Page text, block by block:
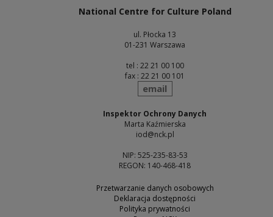
National Centre for Culture Poland
ul. Płocka 13
01-231 Warszawa
tel : 22 21 00 100
fax : 22 21 00 101
send
email
Inspektor Ochrony Danych
Marta Kaźmierska
iod@nck.pl
NIP: 525-235-83-53
REGON: 140-468-418
Przetwarzanie danych osobowych
Deklaracja dostępności
Polityka prywatności